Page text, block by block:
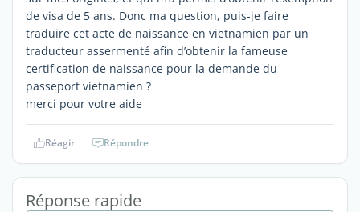
de visa de 5 ans. Donc ma question, puis-je faire
traduire cet acte de naissance en vietnamien par un
traducteur assermenté afin d’obtenir la fameuse
certification de naissance pour la demande du
passeport vietnamien ?
merci pour votre aide
Réagir Répondre
Réponse rapide